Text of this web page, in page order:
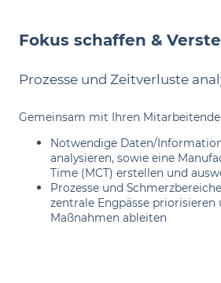
Fokus schaffen &
Prozesse und Zeitverluste
Gemeinsam mit Ihren
Notwendige Daten/
analysieren, sowie eine
Time (MCT) erstellen und
Prozesse und
zentrale Engpässe priorisieren
Maßnahmen ableiten